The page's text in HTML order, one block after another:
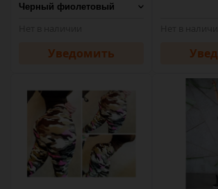
Уведомить